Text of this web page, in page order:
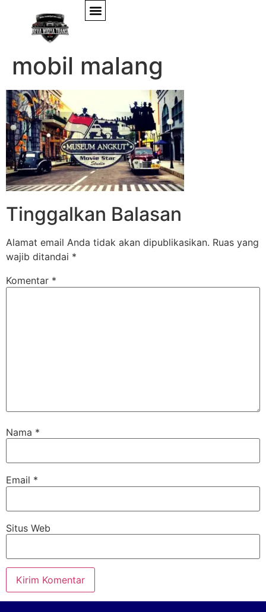
musium angkut sewa
mobil malang
Tinggalkan Balasan
Alamat email Anda tidak akan dipublikasikan. Ruas yang
wajib ditandai *
Komentar *
Nama *
Email *
Situs Web